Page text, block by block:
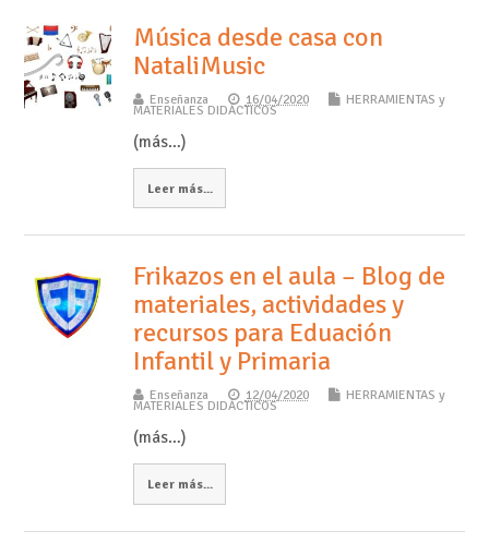
Música desde casa con
NataliMusic
Enseñanza 16/04/2020 HERRAMIENTAS y
MATERIALES DIDÁCTICOS
(más…)
Leer más...
Frikazos en el aula – Blog de
materiales, actividades y
recursos para Eduación
Infantil y Primaria
Enseñanza 12/04/2020 HERRAMIENTAS y
MATERIALES DIDÁCTICOS
(más…)
Leer más...